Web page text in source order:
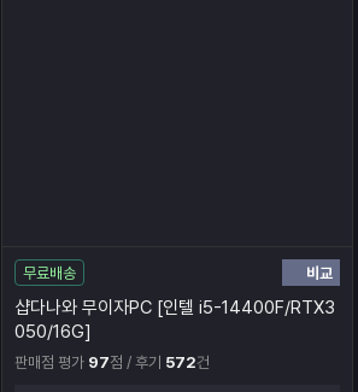
무료배송 비교
샵다나와 무이자PC [인텔 i5-14400F/RTX3
050/16G]
판매점 평가 97점 / 후기 572건